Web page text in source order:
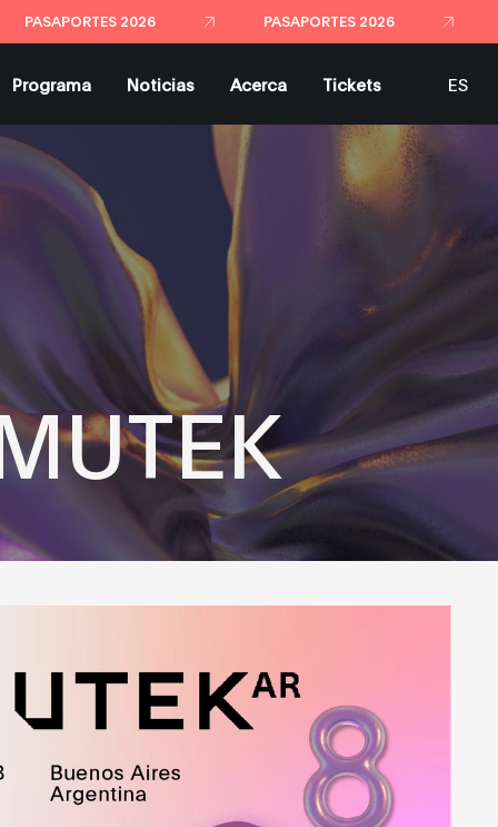
PASAPORTES 2026 PASAPORTES 2026
Programa Noticias Acerca Tickets
ES